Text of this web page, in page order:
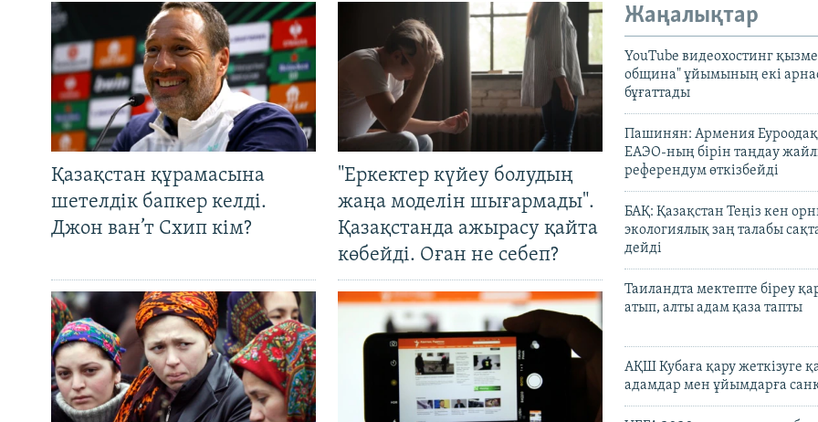
Қазақстан құрамасына
шетелдік бапкер келді.
Джон ван’т Схип кім?
"Еркектер күйеу болудың
жаңа моделін шығармады".
Қазақстанда ажырасу қайта
көбейді. Оған не себеп?
Жаңалықтар
YouTube видеохостинг
община" ұйымының екі
бұғаттады
Пашинян: Армения
ЕАЭО-ның бірін таңдау
референдум өткізбейді
БАҚ: Қазақстан Теңіз кен
экологиялық заң талабы
дейді
Таиландта мектепте біреу
атып, алты адам қаза тапты
АҚШ Кубаға қару жеткізуге
адамдар мен ұйымдарға